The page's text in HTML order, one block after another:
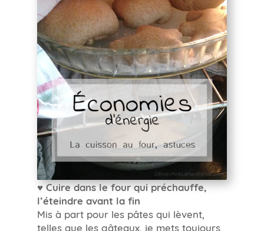
♥ Cuire dans le four qui préchauffe,
l’éteindre avant la fin
Mis à part pour les pâtes qui lèvent,
telles que les gâteaux, je mets toujours